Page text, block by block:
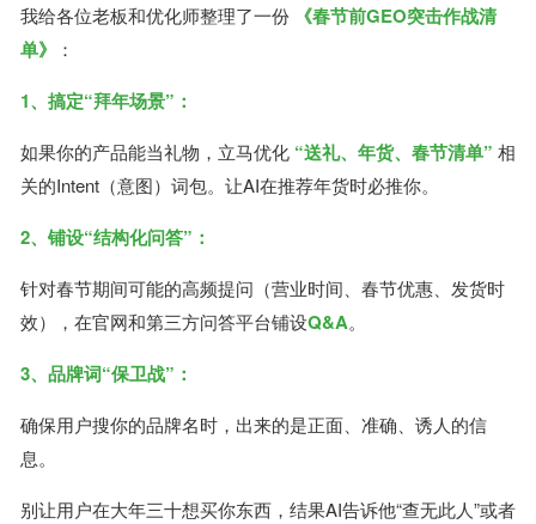
我给各位老板和优化师整理了一份 《春节前GEO突击作战清
单》
：
1、搞定“拜年场景”：
如果你的产品能当礼物，立马优化 “送礼、年货、春节清单” 相
关的Intent（意图）词包。让AI在推荐年货时必推你。
2、铺设“结构化问答”：
针对春节期间可能的高频提问（营业时间、春节优惠、发货时
效），在官网和第三方问答平台铺设Q&A。
3、品牌词“保卫战”：
确保用户搜你的品牌名时，出来的是正面、准确、诱人的信
息。
别让用户在大年三十想买你东西，结果AI告诉他“查无此人”或者